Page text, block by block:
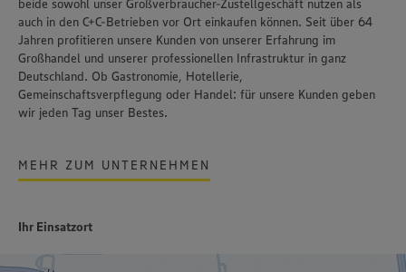
beide sowohl unser Großverbraucher-Zustellgeschäft nutzen als
auch in den C+C-Betrieben vor Ort einkaufen können. Seit über 64
Jahren profitieren unsere Kunden von unserer Erfahrung im
Großhandel und unserer professionellen Infrastruktur in ganz
Deutschland. Ob Gastronomie, Hotellerie,
Gemeinschaftsverpflegung oder Handel: für unsere Kunden geben
wir jeden Tag unser Bestes.
MEHR ZUM UNTERNEHMEN
Ihr Einsatzort